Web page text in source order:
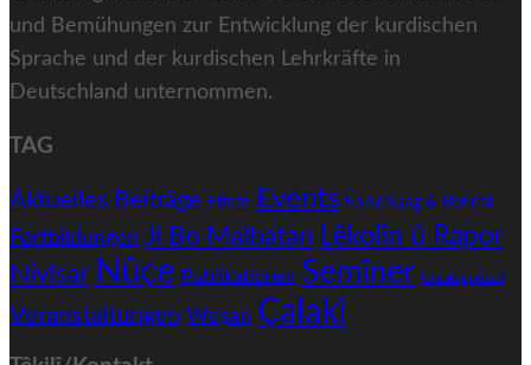
und Bemühungen zur Entwicklung der kurdischen
Sprache und der kurdischen Lehrkräfte in
Deutschland unternommen.
TAG
Aktuelles Beiträge Eltern Events Forschung & Bericht
Fortbildungen Ji Bo Malbatan Lêkolîn û Rapor
Nivîsar Nûçe Publikationen Semîner Uncategorized
Veranstaltungen Weşan Çalakî